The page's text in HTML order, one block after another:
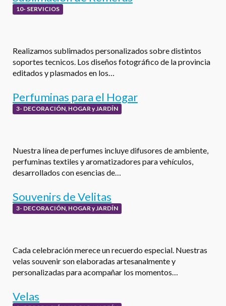
10- SERVICIOS
Realizamos sublimados personalizados sobre distintos
soportes tecnicos. Los diseños fotográfico de la provincia
editados y plasmados en los…
Perfuminas para el Hogar
3- DECORACIÓN, HOGAR y JARDÍN
Nuestra línea de perfumes incluye difusores de ambiente,
perfuminas textiles y aromatizadores para vehículos,
desarrollados con esencias de…
Souvenirs de Velitas
3- DECORACIÓN, HOGAR y JARDÍN
Cada celebración merece un recuerdo especial. Nuestras
velas souvenir son elaboradas artesanalmente y
personalizadas para acompañar los momentos…
Velas